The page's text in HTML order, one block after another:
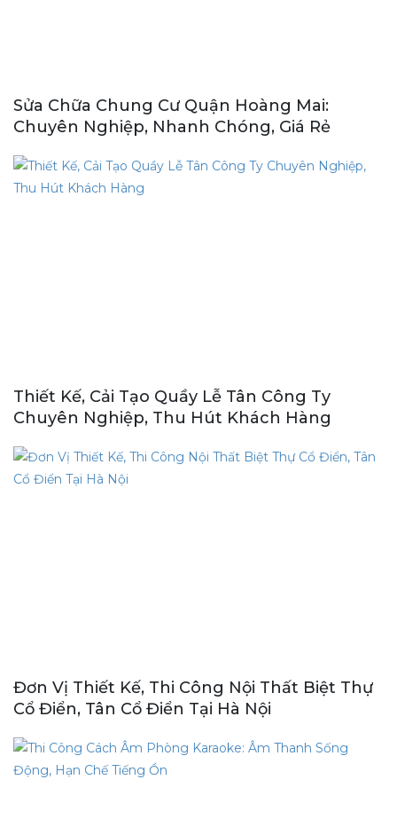
Sửa Chữa Chung Cư Quận Hoàng Mai:
Chuyên Nghiệp, Nhanh Chóng, Giá Rẻ
Thiết Kế, Cải Tạo Quầy Lễ Tân Công Ty
Chuyên Nghiệp, Thu Hút Khách Hàng
Đơn Vị Thiết Kế, Thi Công Nội Thất Biệt Thự
Cổ Điển, Tân Cổ Điển Tại Hà Nội